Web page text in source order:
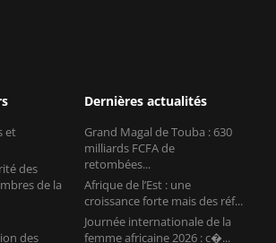
des
et
croissance forte mais des réf...
femme africaine 2026 : c�...
Le groupe AFD à la COP17 sur